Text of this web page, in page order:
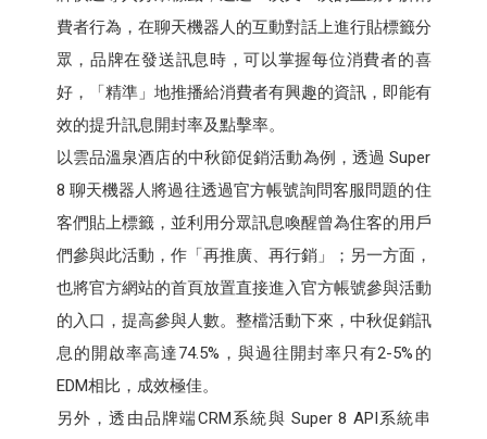
費者行為，在聊天機器人的互動對話上進行貼標籤分
眾，品牌在發送訊息時，可以掌握每位消費者的喜
好，「精準」地推播給消費者有興趣的資訊，即能有
效的提升訊息開封率及點擊率。
以雲品溫泉酒店的中秋節促銷活動為例，透過 Super
8 聊天機器人將過往透過官方帳號詢問客服問題的住
客們貼上標籤，並利用分眾訊息喚醒曾為住客的用戶
們參與此活動，作「再推廣、再行銷」；另一方面，
也將官方網站的首頁放置直接進入官方帳號參與活動
的入口，提高參與人數。整檔活動下來，中秋促銷訊
息的開啟率高達74.5%，與過往開封率只有2-5%的
EDM相比，成效極佳。
另外，透由品牌端CRM系統與 Super 8 API系統串